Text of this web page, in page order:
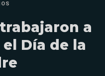
a
Día de la